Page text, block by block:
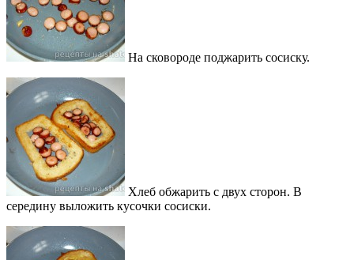
На сковороде поджарить сосиску.
Хлеб обжарить с двух сторон. В
середину выложить кусочки сосиски.